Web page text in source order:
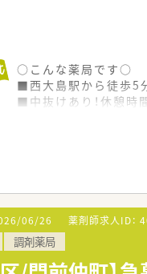
毎年付与されるワー
○こんな薬局です○
■西大島駅から徒歩5
■中抜けあり！休憩時
06/26 薬剤師求人ID：
調剤薬局